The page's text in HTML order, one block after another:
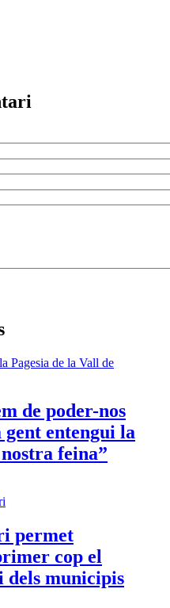
de poder-nos
entengui la
feina”
permet
cop el
dels municipis